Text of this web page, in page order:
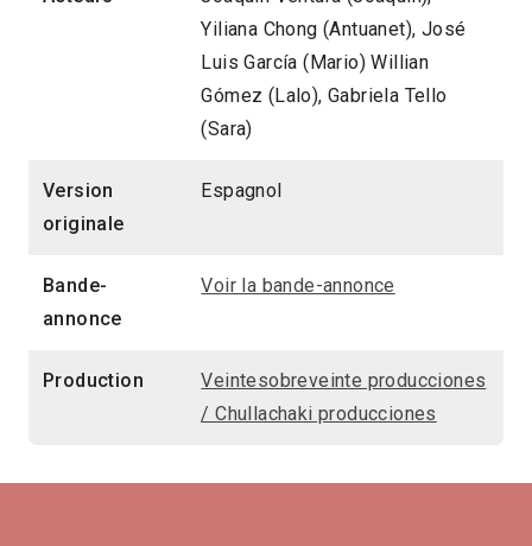
Yiliana Chong (Antuanet), José
Luis García (Mario) Willian
Gómez (Lalo), Gabriela Tello
(Sara)
Version
originale
Espagnol
Bande-
annonce
Voir la bande-annonce
Production
Veintesobreveinte producciones
/ Chullachaki producciones